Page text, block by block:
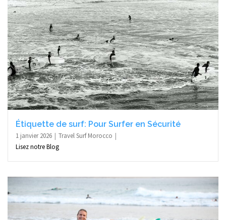
Étiquette de surf: Pour Surfer en Sécurité
1 janvier 2026
Travel Surf Morocco
Lisez notre Blog